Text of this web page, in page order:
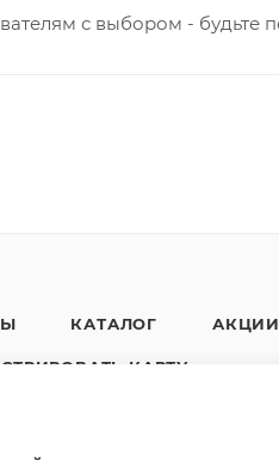
с выбором -
КАТАЛОГ АКЦИИ
КАРТУ